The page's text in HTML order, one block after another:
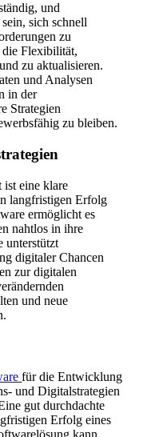
und
sich schnell
zu
die Flexibilität,
zu aktualisieren.
und Analysen
in der
Strategien
zu bleiben.
ist eine klare
langfristigen Erfolg
ermöglicht es
nahtlos in ihre
unterstützt
digitaler Chancen
zur digitalen
und neue
für die Entwicklung
und Digitalstrategien
gut durchdachte
Erfolg eines
kann